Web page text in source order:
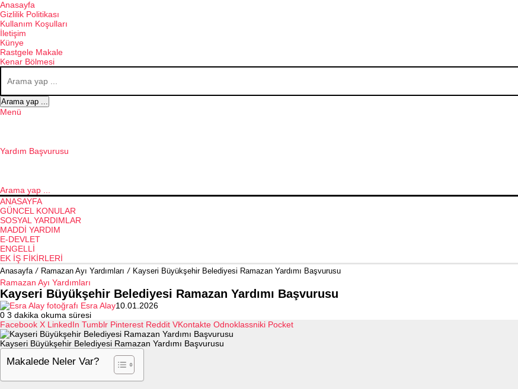
Anasayfa
Gizlilik Politikası
Kullanım Koşulları
İletişim
Künye
Rastgele Makale
Kenar Bölmesi
Arama yap ...
Menü
Yardım Başvurusu
Arama yap ...
ANASAYFA
GÜNCEL KONULAR
SOSYAL YARDIMLAR
MADDI YARDIM
E-DEVLET
ENGELLI
EK İŞ FIKIRLERI
Anasayfa / Ramazan Ayı Yardımları / Kayseri Büyükşehir Belediyesi Ramazan Yardımı Başvurusu
Ramazan Ayı Yardımları
Kayseri Büyükşehir Belediyesi Ramazan Yardımı Başvurusu
Esra Alay10.01.2026
0 3 dakika okuma süresi
Facebook X LinkedIn Tumblr Pinterest Reddit VKontakte Odnoklassniki Pocket
Kayseri Büyükşehir Belediyesi Ramazan Yardımı Başvurusu
Makalede Neler Var?